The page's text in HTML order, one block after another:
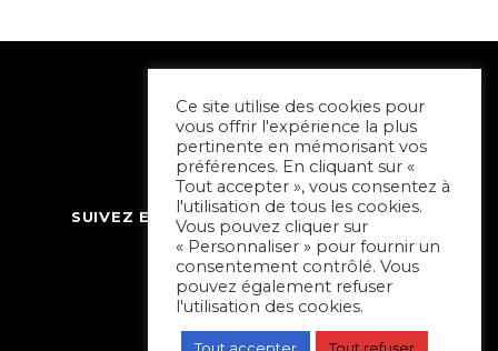
SUIVEZ ET CONTACTEZ SORTIR À NIORT
Ce site utilise des cookies pour
vous offrir l'expérience la plus
pertinente en mémorisant vos
préférences. En cliquant sur «
Tout accepter », vous consentez à
l'utilisation de tous les cookies.
Vous pouvez cliquer sur
« Personnaliser » pour fournir un
consentement contrôlé. Vous
pouvez également refuser
l'utilisation des cookies.